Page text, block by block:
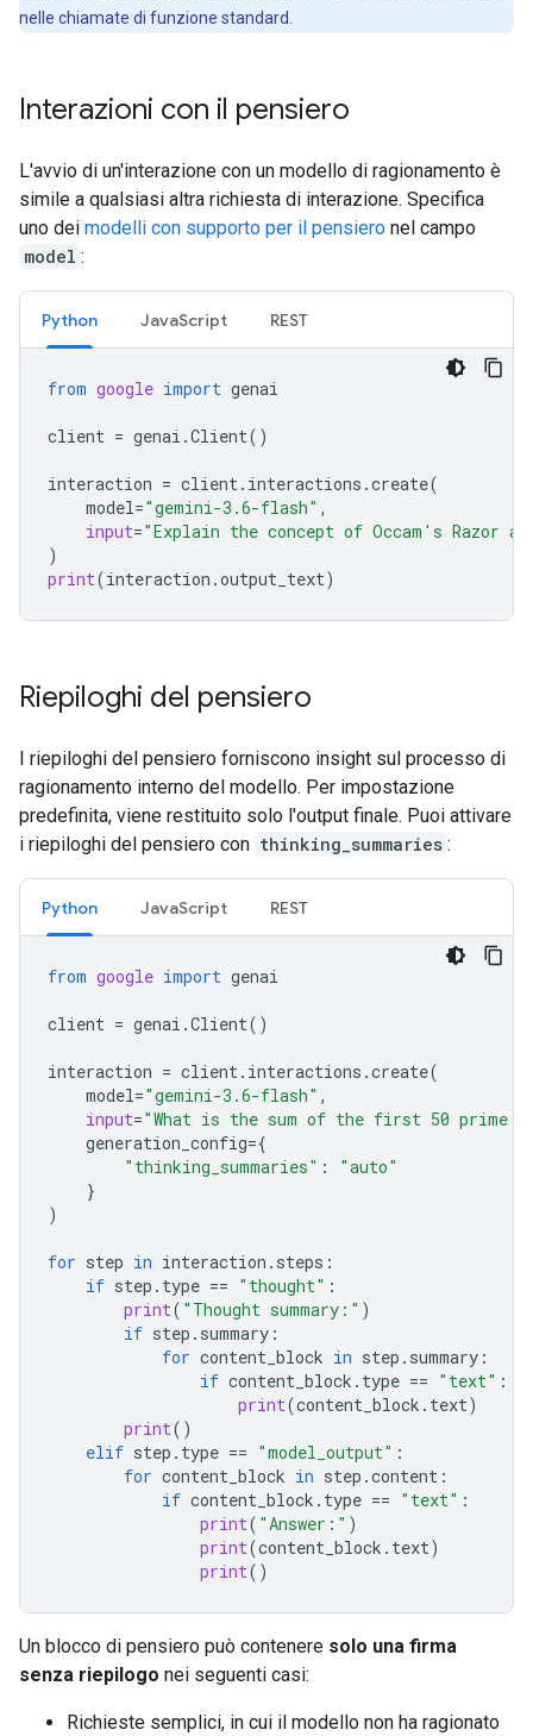
nelle chiamate di funzione standard.
Interazioni con il pensiero
L'avvio di un'interazione con un modello di ragionamento è
simile a qualsiasi altra richiesta di interazione. Specifica
uno dei modelli con supporto per il pensiero nel campo
model :
Python JavaScript REST
from google import genai
client = genai .Client()
interaction = client. interactions .create(
model="gemini-3.6-flash" ,
input="Explain the concept of Occam's Razor
)
print(interaction .output_text)
Riepiloghi del pensiero
I riepiloghi del pensiero forniscono insight sul processo di
ragionamento interno del modello. Per impostazione
predefinita, viene restituito solo l'output finale. Puoi attivare
i riepiloghi del pensiero con thinking_summaries :
Python JavaScript REST
from google import genai
client = genai .Client()
interaction = client. interactions .create(
model="gemini-3.6-flash" ,
input="What is the sum of the first 50 prime
generation_config={
"thinking_summaries" :
"auto"
}
)
for step in interaction . steps :
if step . type == "thought" :
print( "Thought summary:" )
if step . summary :
for content_block in step . summary :
if content_block . type == "text" :
print(content_block . text)
print()
elif step . type == "model_output" :
for content_block in step .content :
if content_block . type == "text" :
print( "Answer:" )
print(content_block . text)
print()
Un blocco di pensiero può contenere solo una firma
senza riepilogo nei seguenti casi:
Richieste semplici, in cui il modello non ha ragionato